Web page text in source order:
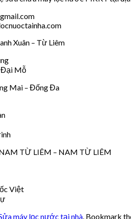
Xuân – Từ Liêm
Đại Mỗ
Mai – Đống Đa
TỪ LIÊM – NAM TỪ LIÊM
Việt
máy lọc nước tại nhà . Bookmark